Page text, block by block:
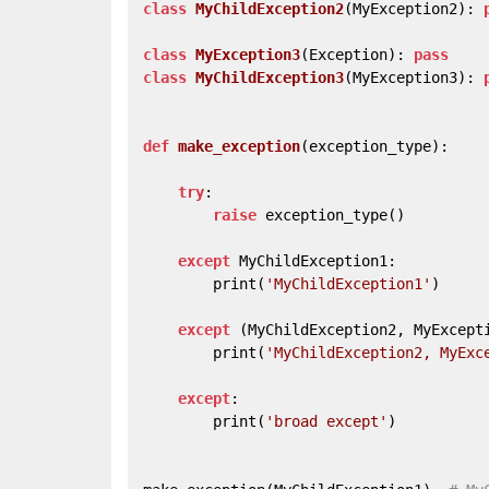
class MyChildException2(MyException2):
class MyException3(Exception):
pass
class MyChildException3(MyException3):
def make_exception(exception_type):
try:
raise exception_type()
except MyChildException1:
        print(
'MyChildException1' )
except (MyChildException2,
        print(
'MyChildException2,
except:
        print(
'broad except' )